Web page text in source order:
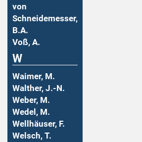
von
Schneidemesser,
B.A.
Voß, A.
W
Waimer, M.
Walther, J.-N.
Weber, M.
Wedel, M.
Wellhäuser, F.
Welsch, T.